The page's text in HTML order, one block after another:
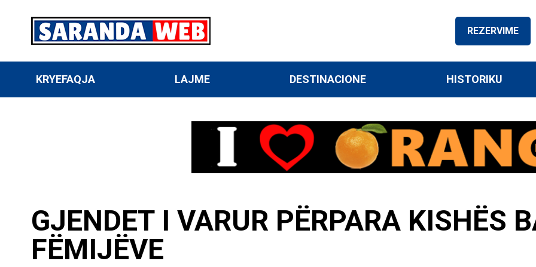
REZERVIME
KRYEFAQJA LAJME DESTINACIONE HISTORIKU
GJENDET I VARUR PËRPARA KISHËS
FËMIJËVE